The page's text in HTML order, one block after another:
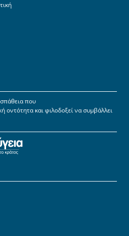
που
οντότητα και φιλοδοξεί να συμβάλλει